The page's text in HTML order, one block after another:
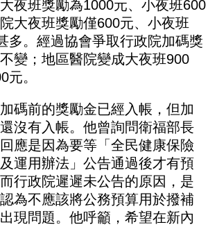
夜班獎勵為1000元、小夜班600
大夜班獎勵僅600元、小夜班
多。經過協會爭取行政院加碼獎
變；地區醫院變成大夜班900
元。
碼前的獎勵金已經入帳，但加
沒有入帳。他曾詢問衛福部長
應是因為要等「全民健康保險
運用辦法」公告通過後才有預
行政院遲遲未公告的原因，是
為不應該將公務預算用於撥補
現問題。他呼籲，希望在新內